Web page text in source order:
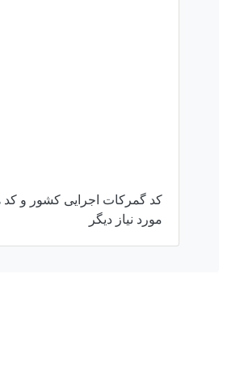
کد گمرکات اجرایی کشور و کد
مورد نیاز دیگر